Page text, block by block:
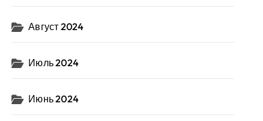
Август 2024
Июль 2024
Июнь 2024